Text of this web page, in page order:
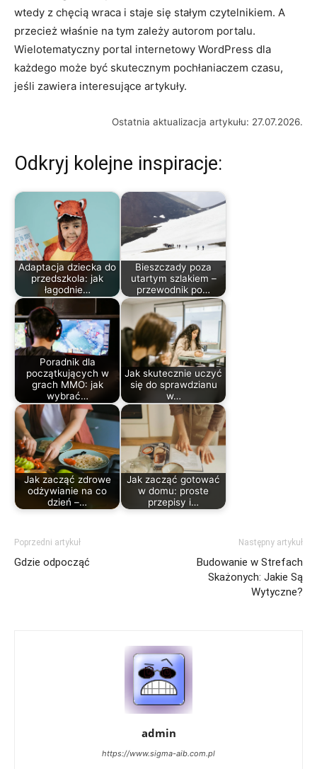
wtedy z chęcią wraca i staje się stałym czytelnikiem. A
przecież właśnie na tym zależy autorom portalu.
Wielotematyczny portal internetowy WordPress dla
każdego może być skutecznym pochłaniaczem czasu,
jeśli zawiera interesujące artykuły.
Ostatnia aktualizacja artykułu: 27.07.2026.
Odkryj kolejne inspiracje:
Adaptacja dziecka do
przedszkola: jak
łagodnie…
Bieszczady poza
utartym szlakiem –
przewodnik po…
Poradnik dla
początkujących w
grach MMO: jak
wybrać…
Jak skutecznie uczyć
się do sprawdzianu
w…
Jak zacząć zdrowe
odżywianie na co
dzień –…
Jak zacząć gotować
w domu: proste
przepisy i…
Poprzedni artykuł
Gdzie odpocząć
Następny artykuł
Budowanie w Strefach
Skażonych: Jakie Są
Wytyczne?
admin
https://www.sigma-aib.com.pl